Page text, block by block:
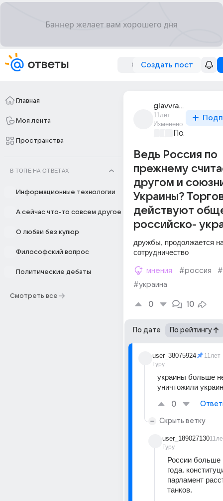
Создать пост
Главная
Моя лента
Пространства
В ТОПЕ НА ОТВЕТАХ
Информационные технологии
А сейчас что-то совсем другое
О любви без купюр
Философский вопрос
Политические дебаты
Смотреть все
glavvrach_durdoma
11лет
Изменено
Ведь Россия по
прежнему
другом и
Украины?
действуют
российско-
дружбы, продолжается
сотрудничество
мнения #россия
#украина
0 10
По дате По рейтингу
user_38075924
Гуру
11лет
украины больше
уничтожили
0
Скрыть ветку
user_189027130
Гуру
России больше
года.
парламент
танков.